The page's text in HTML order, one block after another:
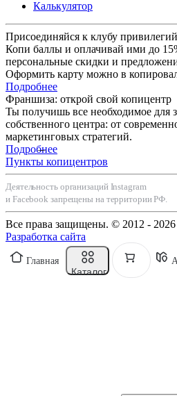
Калькулятор
Присоединяйся к клубу привилегий
Копи баллы и оплачивай ими до
персональные скидки и
Оформить карту можно в
Подробнее
Франшиза: открой свой копицентр
Ты получишь все необходимое для
собственного центра: от
маркетинговых стратегий.
Подробнее
Пункты копицентров
Деятельность организаций Instagram
и Facebook запрещены на территории РФ.
Все права защищены. © 2012 -
Разработка сайта
Главная
Каталог